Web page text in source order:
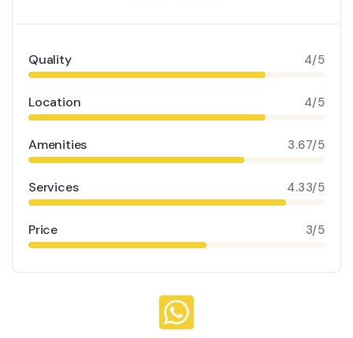
Quality 4/5
Location 4/5
Amenities 3.67/5
Services 4.33/5
Price 3/5